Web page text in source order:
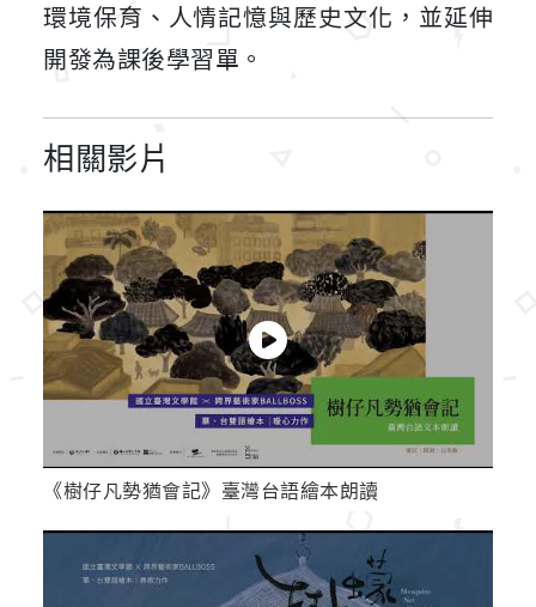
環境保育、人情記憶與歷史文化，並延伸
開發為課後學習單。
相關影片
《樹仔凡勢猶會記》臺灣台語繪本朗讀